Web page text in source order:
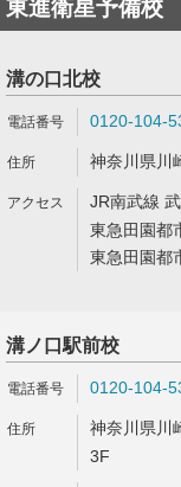
東進衛星予備校
溝の口北校
0120-104-
神奈川県川
JR南武線
東急田園都
東急田園都
溝ノ口駅前校
0120-104-
神奈川県川
3F